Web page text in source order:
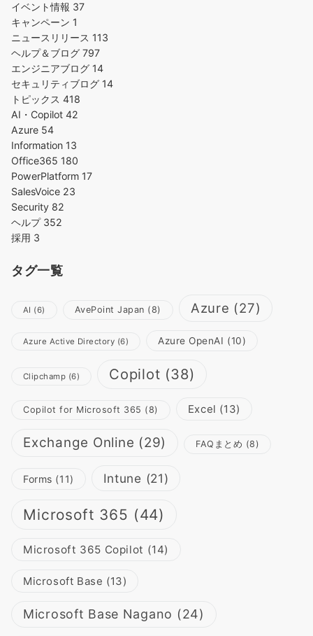
イベント情報 37
キャンペーン 1
ニュースリリース 113
ヘルプ＆ブログ 797
エンジニアブログ 14
セキュリティブログ 14
トピックス 418
AI・Copilot 42
Azure 54
Information 13
Office365 180
PowerPlatform 17
SalesVoice 23
Security 82
ヘルプ 352
採用 3
タグ一覧
AI (6) AvePoint Japan (8) Azure (27)
Azure Active Directory (6) Azure OpenAI (10)
Clipchamp (6) Copilot (38)
Copilot for Microsoft 365 (8) Excel (13)
Exchange Online (29) FAQまとめ (8)
Forms (11) Intune (21)
Microsoft 365 (44)
Microsoft 365 Copilot (14)
Microsoft Base (13)
Microsoft Base Nagano (24)